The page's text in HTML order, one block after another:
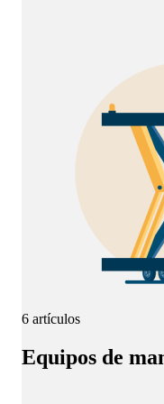
6 artículos
Equipos de